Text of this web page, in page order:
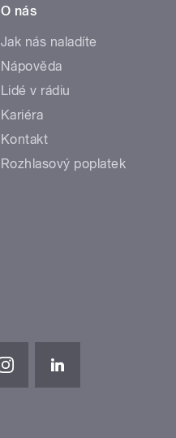
O nás
Jak nás naladíte
Nápověda
Lidé v rádiu
Kariéra
Kontakt
Rozhlasový poplatek